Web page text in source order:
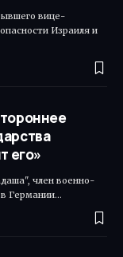
вице-
Израиля и
его»
член военно-
в Германии…